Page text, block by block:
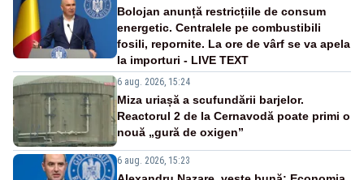
Bolojan anunță restricțiile de consum
energetic. Centralele pe combustibili
fosili, repornite. La ore de vârf se va apela
la importuri - LIVE TEXT
6 aug. 2026, 15:24
Miza uriașă a scufundării barjelor.
Reactorul 2 de la Cernavodă poate primi o
nouă „gură de oxigen”
6 aug. 2026, 15:23